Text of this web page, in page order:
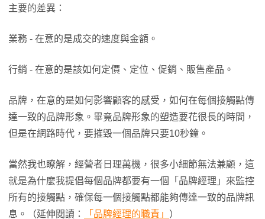
主要的差異：
業務 - 在意的是成交的速度與金額。
行銷 - 在意的是該如何定價、定位、促銷、販售產品。
品牌，在意的是如何影響顧客的感受，如何在每個接觸點傳
達一致的品牌形象。畢竟品牌形象的塑造要花很長的時間，
但是在網路時代，要摧毀一個品牌只要10秒鐘。
當然我也瞭解，經營者日理萬機，很多小細節無法兼顧，這
就是為什麼我提倡每個品牌都要有一個「品牌經理」來監控
所有的接觸點，確保每一個接觸點都能夠傳達一致的品牌訊
息。（延伸閱讀：
「品牌經理的職責」 ）